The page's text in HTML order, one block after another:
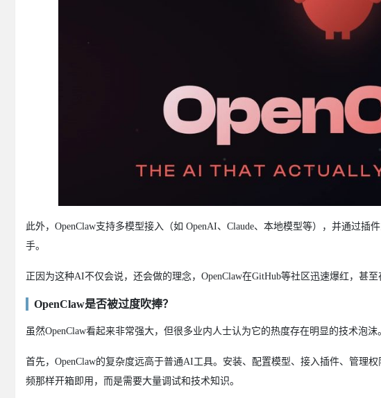
此外，OpenClaw支持多模型接入（如 OpenAI、Claude、本地模型等），并通过
手。
正因为这种AI不仅会说，还会做的理念，OpenClaw在GitHub等社区迅速爆红，甚
OpenClaw是否被过度吹捧？
虽然OpenClaw看起来非常强大，但很多业内人士认为它的热度存在明显的技术泡沫
首先，OpenClaw的复杂度远高于普通AI工具。安装、配置模型、接入插件、管理
频那样开箱即用，而是需要大量调试和技术知识。